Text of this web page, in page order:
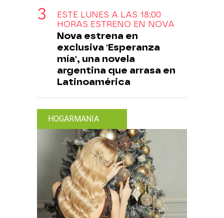
ESTE LUNES A LAS 18:00
HORAS ESTRENO EN NOVA
Nova estrena en
exclusiva 'Esperanza
mía', una novela
argentina que arrasa en
Latinoamérica
HOGARMANIA